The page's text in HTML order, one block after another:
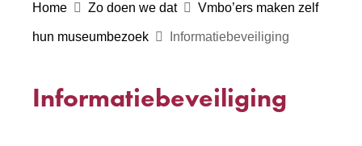
Home Zo doen we dat Vmbo’ers maken zelf
hun museumbezoek Informatiebeveiliging
Informatiebeveiliging